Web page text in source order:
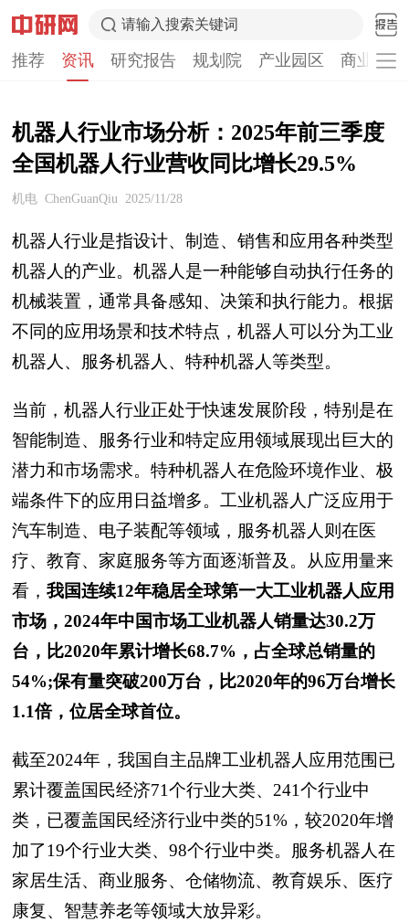
请输入搜索关键词
推荐 资讯 研究报告 规划院 产业园区 商业计
机器人行业市场分析：2025年前三季度
全国机器人行业营收同比增长29.5%
机电 ChenGuanQiu 2025/11/28
机器人行业是指设计、制造、销售和应用各种类型
机器人的产业。机器人是一种能够自动执行任务的
机械装置，通常具备感知、决策和执行能力。根据
不同的应用场景和技术特点，机器人可以分为工业
机器人、服务机器人、特种机器人等类型。
当前，机器人行业正处于快速发展阶段，特别是在
智能制造、服务行业和特定应用领域展现出巨大的
潜力和市场需求。特种机器人在危险环境作业、极
端条件下的应用日益增多。工业机器人广泛应用于
汽车制造、电子装配等领域，服务机器人则在医
疗、教育、家庭服务等方面逐渐普及。从应用量来
看， 我国连续12年稳居全球第一大工业机器人应用
市场，2024年中国市场工业机器人销量达30.2万
台，比2020年累计增长68.7%，占全球总销量的
54%;保有量突破200万台，比2020年的96万台增长
1.1倍，位居全球首位。
截至2024年，我国自主品牌工业机器人应用范围已
累计覆盖国民经济71个行业大类、241个行业中
类，已覆盖国民经济行业中类的51%，较2020年增
加了19个行业大类、98个行业中类。服务机器人在
家居生活、商业服务、仓储物流、教育娱乐、医疗
康复、智慧养老等领域大放异彩。